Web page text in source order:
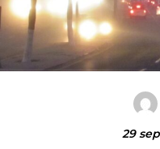
29